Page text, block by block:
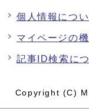
個人情報につい
マイページの
記事ID検索に
Copyright (C)